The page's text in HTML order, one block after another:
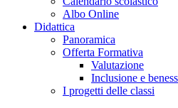
Albo Online
Didattica
Panoramica
Offerta Formativa
Valutazione
Inclusione e
I progetti delle classi